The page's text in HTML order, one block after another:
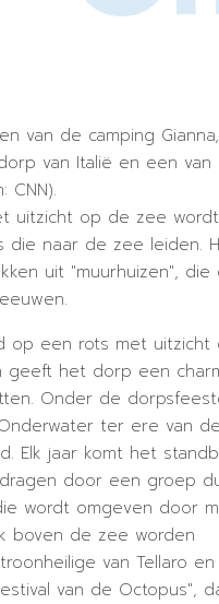
van de camping
van Italië en een van
CNN).
uitzicht op de zee wordt
die naar de zee leiden.
uit "muurhuizen", die
op een rots met uitzicht
geeft het dorp een
Onder de
ter ere van de
Elk jaar komt het
door een groep
wordt omgeven door
boven de zee worden
van Tellaro
van de Octopus",